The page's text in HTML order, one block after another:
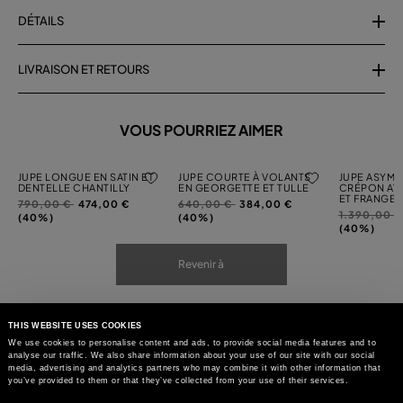
THIS WEBSITE USES COOKIES
We use cookies to personalise content and ads, to provide social media features and to
analyse our traffic. We also share information about your use of our site with our social
media, advertising and analytics partners who may combine it with other information that
you’ve provided to them or that they’ve collected from your use of their services.
DÉTAILS
LIVRAISON ET RETOURS
VOUS POURRIEZ AIMER
JUPE LONGUE EN SATIN ET
DENTELLE CHANTILLY
Prix
réduit
790,00 €à474,00 €
(40%)
JUPE COURTE À VOLANTS
EN GEORGETTE ET TULLE
Prix
réduit
640,00 €à384,00 €
(40%)
JUPE
CRÉPON
ET FRANGES
Prix
réduit
1.390,00
(40%)
Revenir à